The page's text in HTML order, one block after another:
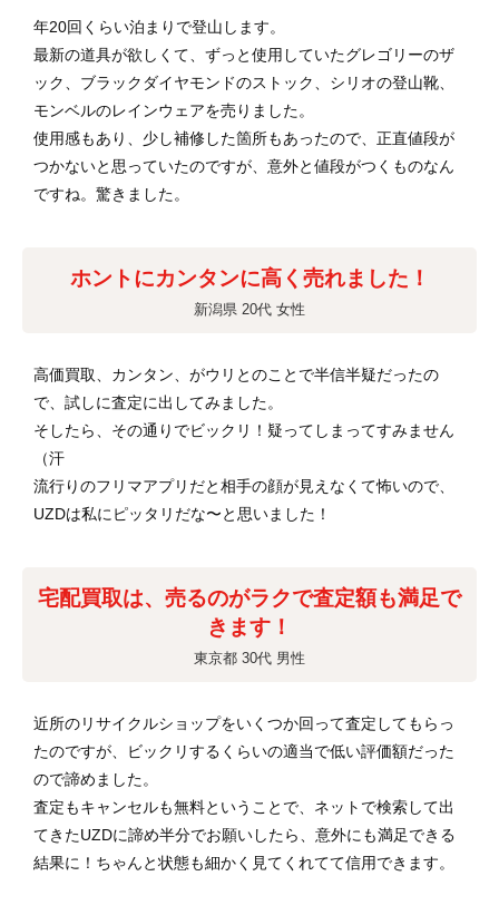
年20回くらい泊まりで登山します。
最新の道具が欲しくて、ずっと使用していたグレゴリーのザ
ック、ブラックダイヤモンドのストック、シリオの登山靴、
モンベルのレインウェアを売りました。
使用感もあり、少し補修した箇所もあったので、正直値段が
つかないと思っていたのですが、意外と値段がつくものなん
ですね。驚きました。
ホントにカンタンに高く売れました！
新潟県 20代 女性
高価買取、カンタン、がウリとのことで半信半疑だったの
で、試しに査定に出してみました。
そしたら、その通りでビックリ！疑ってしまってすみません
（汗
流行りのフリマアプリだと相手の顔が見えなくて怖いので、
UZDは私にピッタリだな〜と思いました！
宅配買取は、売るのがラクで査定額も満足で
きます！
東京都 30代 男性
近所のリサイクルショップをいくつか回って査定してもらっ
たのですが、ビックリするくらいの適当で低い評価額だった
ので諦めました。
査定もキャンセルも無料ということで、ネットで検索して出
てきたUZDに諦め半分でお願いしたら、意外にも満足できる
結果に！ちゃんと状態も細かく見てくれてて信用できます。